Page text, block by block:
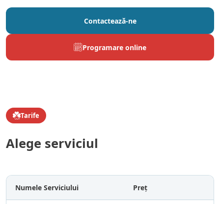
Contactează-ne
Programare online
Tarife
Alege serviciul
Numele Serviciului Preț